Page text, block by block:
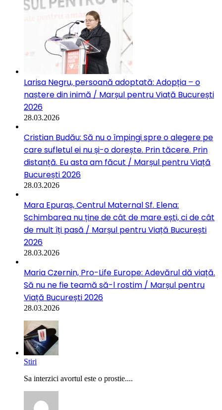
Larisa Negru, persoană adoptată: Adopția – o
naștere din inimă / Marșul pentru Viață București
2026
28.03.2026
Cristian Budău: Să nu o împingi spre o alegere pe
care sufletul ei nu și-o dorește. Prin tăcere. Prin
distanță. Eu asta am făcut / Marșul pentru Viață
București 2026
28.03.2026
Mara Epuraș, Centrul Maternal Sf. Elena:
Schimbarea nu ține de cât de mare ești, ci de cât
de mult îți pasă / Marșul pentru Viață București
2026
28.03.2026
Maria Czernin, Pro-Life Europe: Adevărul dă viață.
Să nu ne fie teamă să-l rostim / Marșul pentru
Viață București 2026
28.03.2026
Stiri
Sa interzici avortul este o prostie....